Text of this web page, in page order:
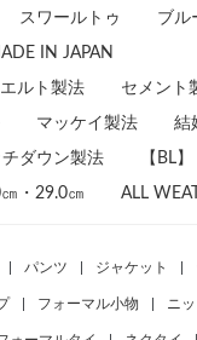
スワールトゥ ブル
IN JAPAN
ルト製法 セメント
マッケイ製法 結
ダウン製法 【BL】
・29.0㎝ ALL
パンツ ジャケット
フォーマル小物 ニ